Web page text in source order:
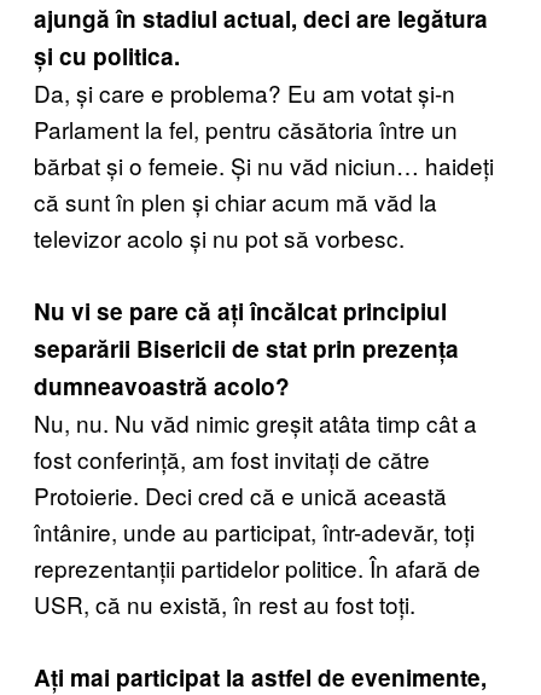
ajungă în stadiul actual, deci are legătura
și cu politica.
Da, și care e problema? Eu am votat și-n
Parlament la fel, pentru căsătoria între un
bărbat și o femeie. Și nu văd niciun… haideți
că sunt în plen și chiar acum mă văd la
televizor acolo și nu pot să vorbesc.
Nu vi se pare că ați încălcat principiul
separării Bisericii de stat prin prezența
dumneavoastră acolo?
Nu, nu. Nu văd nimic greșit atâta timp cât a
fost conferință, am fost invitați de către
Protoierie. Deci cred că e unică această
întânire, unde au participat, într-adevăr, toți
reprezentanții partidelor politice. În afară de
USR, că nu există, în rest au fost toți.
Ați mai participat la astfel de evenimente,